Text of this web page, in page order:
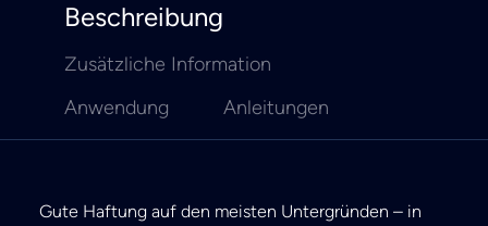
Beschreibung
Zusätzliche Information
Anwendung
Anleitungen
Gute Haftung auf den meisten Untergründen – in